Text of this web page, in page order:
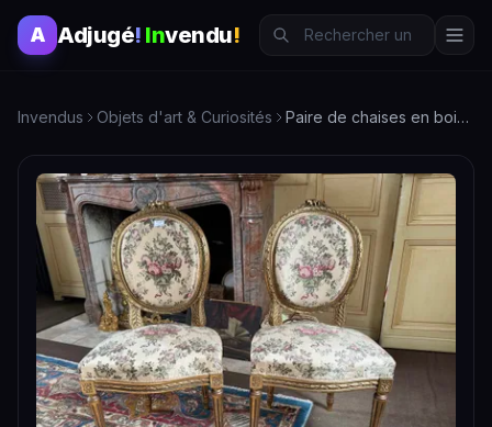
A Adjugé! Invendu!
Invendus Objets d'art & Curiosités Paire de chaises en bois mouluré, sculpté et doré, les dossi…